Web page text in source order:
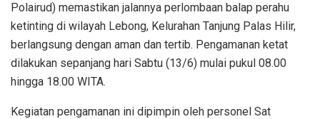
Polairud) memastikan jalannya perlombaan balap perahu
ketinting di wilayah Lebong, Kelurahan Tanjung Palas Hilir,
berlangsung dengan aman dan tertib. Pengamanan ketat
dilakukan sepanjang hari Sabtu (13/6) mulai pukul 08.00
hingga 18.00 WITA.
​Kegiatan pengamanan ini dipimpin oleh personel Sat